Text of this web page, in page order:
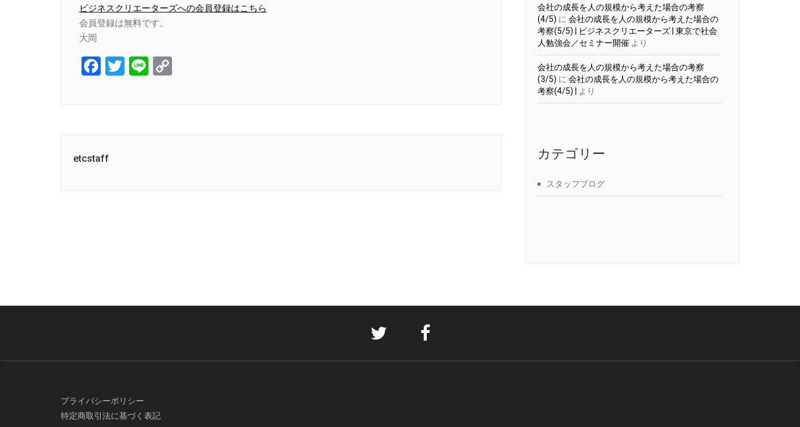
ビジネスクリエーターズへの会員登録はこちら
会員登録は無料です。
大岡
Facebook
Twitter
Line
etcstaff
会社の成長を人の規模から考えた場合の考察
(4/5) に 会社の成長を人の規模から考えた場合の
考察(5/5) | ビジネスクリエーターズ | 東京で社会
人勉強会／セミナー開催 より
会社の成長を人の規模から考えた場合の考察
(3/5) に 会社の成長を人の規模から考えた場合の
考察(4/5) |
より
カテゴリー
スタッフブログ
プライバシーポリシー
特定商取引法に基づく表記